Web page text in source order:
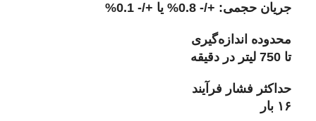
جریان حجمی: +/- 0.8% یا +/- 0.1%
محدوده اندازه‌گیری
تا 750 لیتر در دقیقه
حداکثر فشار فرآیند
۱۶ بار